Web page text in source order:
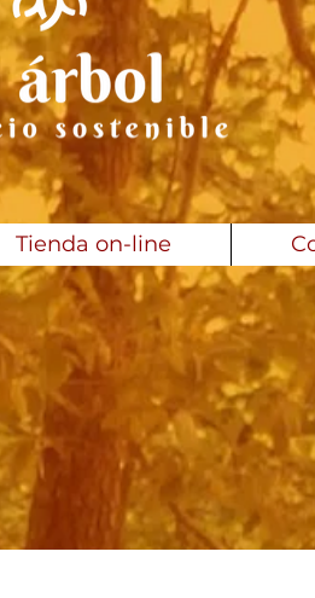
Tienda on-line